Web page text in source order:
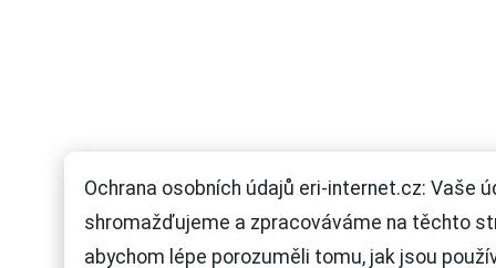
Ochrana osobních údajů eri-internet.cz: Vaše
shromažďujeme a zpracováváme na těchto
abychom lépe porozuměli tomu, jak jsou